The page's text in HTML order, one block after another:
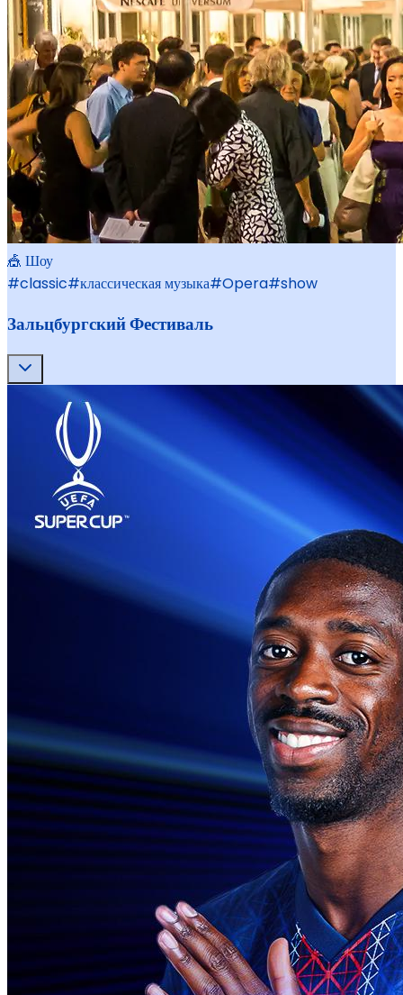
🎪 Шоу
#classic#классическая музыка#Opera#show
Зальцбургский Фестиваль